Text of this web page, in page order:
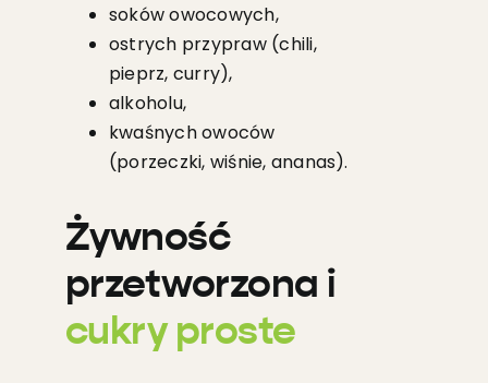
soków owocowych,
ostrych przypraw (chili,
pieprz, curry),
alkoholu,
kwaśnych owoców
(porzeczki, wiśnie, ananas).
Żywność
przetworzona i
cukry proste